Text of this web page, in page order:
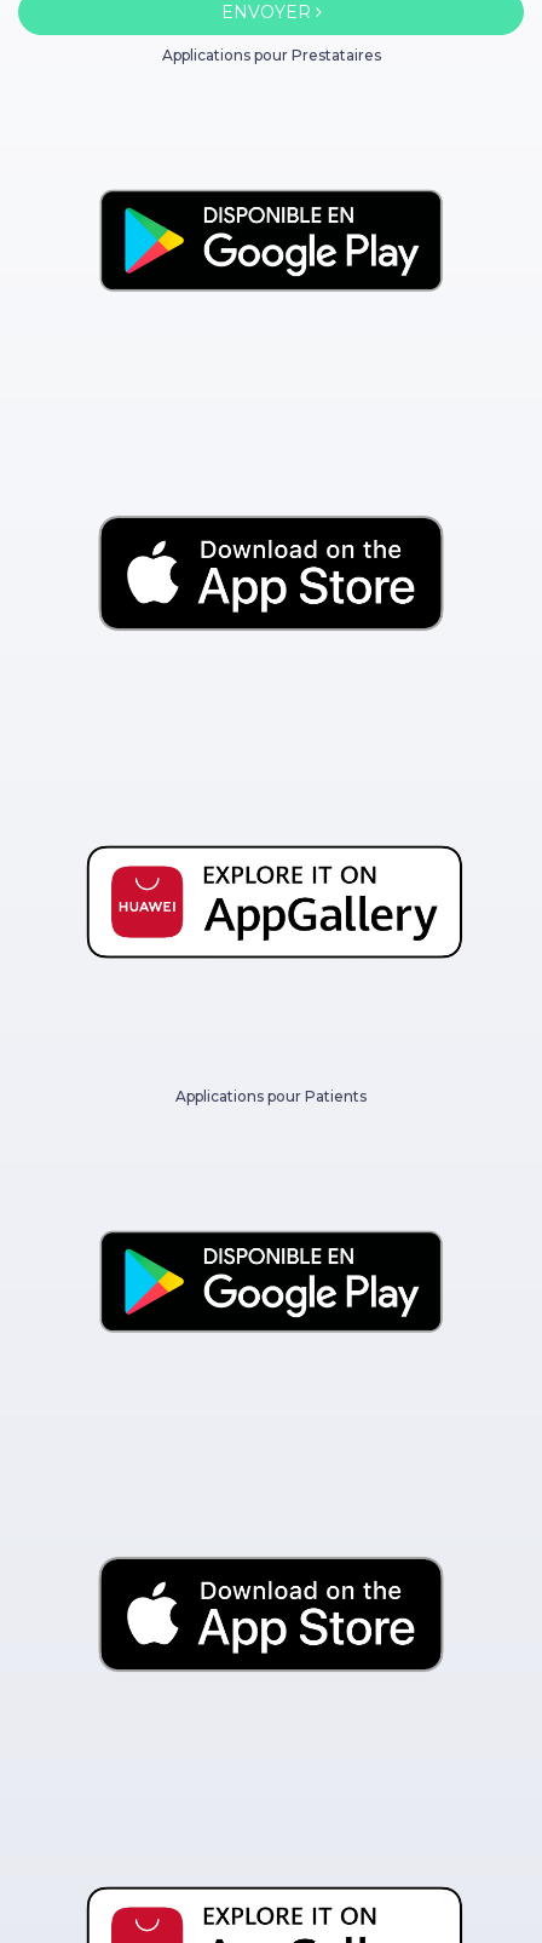
ENVOYER
Applications pour Prestataires
Applications pour Patients